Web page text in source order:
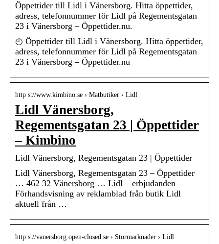
Öppettider till Lidl i Vänersborg. Hitta öppettider,
adress, telefonnummer för Lidl på Regementsgatan
23 i Vänersborg – Öppettider.nu.
◴ Öppettider till Lidl i Vänersborg. Hitta öppettider,
adress, telefonnummer för Lidl på Regementsgatan
23 i Vänersborg – Öppettider.nu
http s://www.kimbino.se › Matbutiker › Lidl
Lidl Vänersborg,
Regementsgatan 23 | Öppettider
– Kimbino
Lidl Vänersborg, Regementsgatan 23 | Öppettider
Lidl Vänersborg, Regementsgatan 23 – Öppettider
… 462 32 Vänersborg … Lidl – erbjudanden –
Förhandsvisning av reklamblad från butik Lidl
aktuell från …
http s://vanersborg.open-closed.se › Stormarknader › Lidl